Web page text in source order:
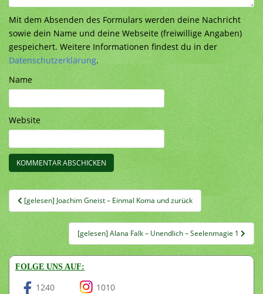
Mit dem Absenden des Formulars werden deine Nachricht
sowie dein Name und deine Webseite (freiwillige Angaben)
gespeichert. Weitere Informationen findest du in der
Datenschutzerklärung.
Name
Website
Beitragsnavigation
[gelesen] Joachim Gneist – Einmal Koma und zurück
[gelesen] Alana Falk – Unendlich – Seelenmagie 1
FOLGE UNS AUF:
1240 1010